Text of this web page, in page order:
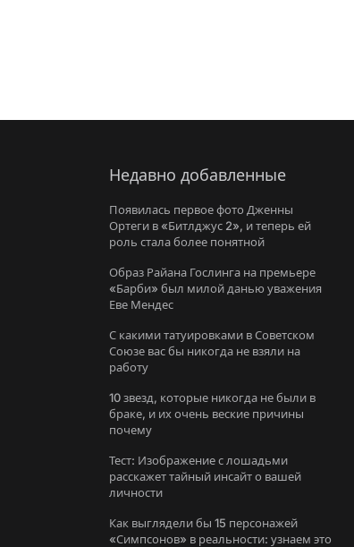
Недавно добавленные
Появилась первое фото Дженны
Ортеги в «Битлджус 2», и теперь ей
роль стала более понятной
Образ Райана Гослинга на премьере
«Барби» был милой данью уважения
Еве Мендес
С какими татуировками в Советском
Союзе вас бы никогда не взяли на
работу
10 звезд, которые никогда не были в
браке, и их очень веские причины
почему
Тест: Изображение с лошадьми
расскажет тайный инсайт о вашей
личности
Как выглядели бы 15 персонажей
«Симпсонов» в реальности: узнаем это